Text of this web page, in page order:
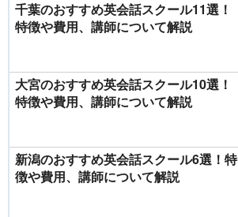
千葉のおすすめ英会話スクール11選！
特徴や費用、講師について解説
大宮のおすすめ英会話スクール10選！
特徴や費用、講師について解説
新潟のおすすめ英会話スクール6選！特
徴や費用、講師について解説